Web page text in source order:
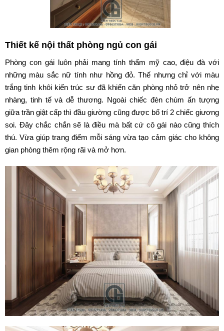
Thiết kế nội thất phòng ngủ con gái
Phòng con gái luôn phải mang tính thẩm mỹ cao, điệu đà với
những màu sắc nữ tính như hồng đỏ. Thế nhưng chỉ với màu
trắng tinh khôi kiến trúc sư đã khiến căn phòng nhỏ trở nên nhẹ
nhàng, tinh tế và dễ thương. Ngoài chiếc đèn chùm ấn tượng
giữa trần giật cấp thì đầu giường cũng được bố trí 2 chiếc giương
soi. Đây chắc chắn sẽ là điều mà bất cứ cô gái nào cũng thích
thú. Vừa giúp trang điểm mỗi sáng vừa tạo cảm giác cho không
gian phòng thêm rộng rãi và mở hơn.